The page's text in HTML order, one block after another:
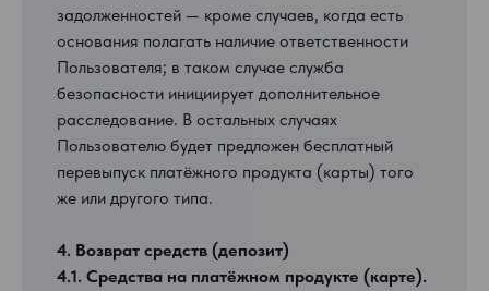
задолженностей — кроме случаев, когда есть
основания полагать наличие ответственности
Пользователя; в таком случае служба
безопасности инициирует дополнительное
расследование. В остальных случаях
Пользователю будет предложен бесплатный
перевыпуск платёжного продукта (карты) того
же или другого типа.
4. Возврат средств (депозит)
4.1. Средства на платёжном продукте (карте).